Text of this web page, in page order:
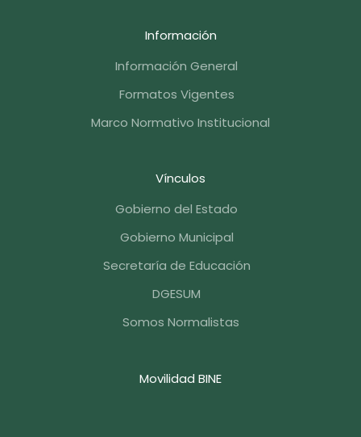
Información
Información General
Formatos Vigentes
Marco Normativo Institucional
Vínculos
Gobierno del Estado
Gobierno Municipal
Secretaría de Educación
DGESUM
Somos Normalistas
Movilidad BINE